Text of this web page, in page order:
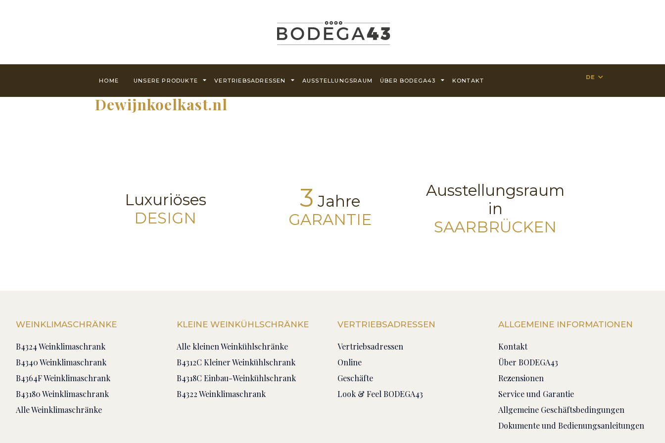
HOME UNSERE PRODUKTE VERTRIEBSADRESSEN AUSSTELLUNGSRAUM ÜBER BODEGA43 KONTAKT DE
Dewijnkoelkast.nl
Luxuriöses
DESIGN
3 Jahre
GARANTIE
Ausstellungsraum
in
SAARBRÜCKEN
WEINKLIMASCHRÄNKE
B4324 Weinklimaschrank
B4340 Weinklimaschrank
B4364F Weinklimaschrank
B43180 Weinklimaschrank
Alle Weinklimaschränke
KLEINE WEINKÜHLSCHRÄNKE
Alle kleinen Weinkühlschränke
B4312C Kleiner Weinkühlschrank
B4318C Einbau-Weinkühlschrank
B4322 Weinklimaschrank
VERTRIEBSADRESSEN
Vertriebsadressen
Online
Geschäfte
Look & Feel BODEGA43
ALLGEMEINE INFORMATIONEN
Kontakt
Über BODEGA43
Rezensionen
Service und Garantie
Allgemeine Geschäftsbedingungen
Dokumente und Bedienungsanleitungen